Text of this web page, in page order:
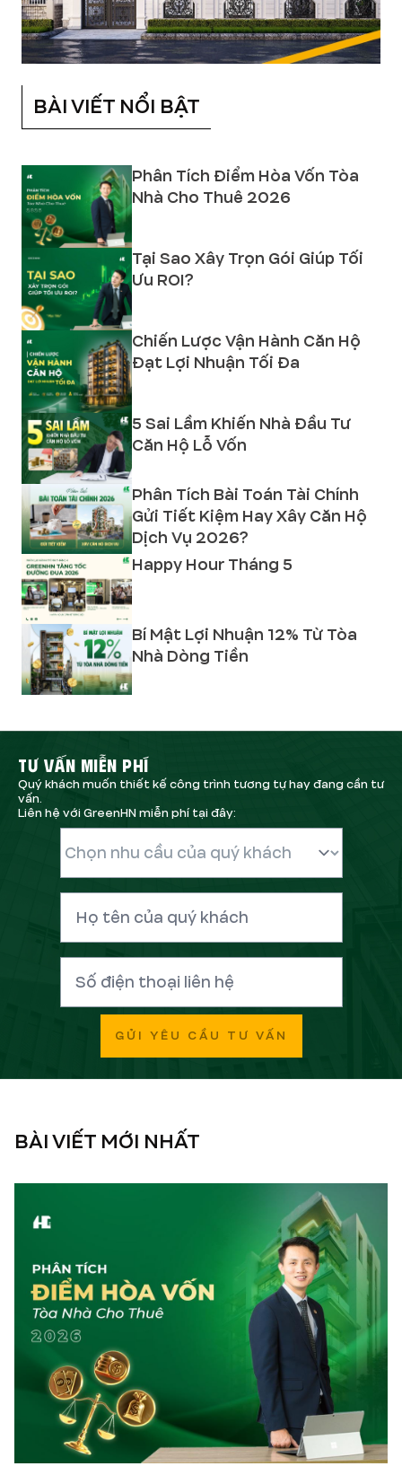
BÀI VIẾT NỔI BẬT
Phân Tích Điểm Hòa Vốn Tòa
Nhà Cho Thuê 2026
Tại Sao Xây Trọn Gói Giúp Tối
Ưu ROI?
Chiến Lược Vận Hành Căn Hộ
Đạt Lợi Nhuận Tối Đa
5 Sai Lầm Khiến Nhà Đầu Tư
Căn Hộ Lỗ Vốn
Phân Tích Bài Toán Tài Chính
Gửi Tiết Kiệm Hay Xây Căn Hộ
Dịch Vụ 2026?
Happy Hour Tháng 5
Bí Mật Lợi Nhuận 12% Từ Tòa
Nhà Dòng Tiền
TƯ VẤN MIỄN PHÍ
Quý khách muốn thiết kế công trình tương tự hay đang cần tư
vấn.
Liên hệ với GreenHN miễn phí tại đây:
GỬI YÊU CẦU TƯ VẤN
BÀI VIẾT MỚI NHẤT